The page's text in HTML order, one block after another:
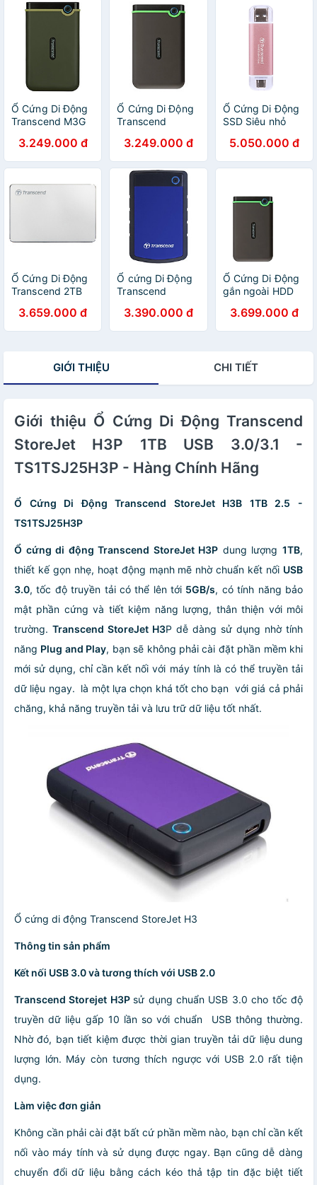
Ổ Cứng Di Động
Transcend M3G
3.0/3.1
TS1TSJ25M3G -
Hàng Chính Hãng
3.249.000 đ
Ổ Cứng Di Động
Transcend
1TB USB 3.0/3.1
- TS1TSJ25M3S
- Hàng Chính
Hãng
3.249.000 đ
Ổ Cứng Di Động
SSD Siêu nhỏ
ESD310 1TB USB
3.2 Gen2x1
TS1TESD310 -
5.050.000 đ
Ổ Cứng Di Động
Transcend 2TB
Extra Slim USB
3.1 - Hàng Chính
3.659.000 đ
Ổ cứng Di Động
Transcend
1TB USB 3.0/3.1
- TS1TSJ25H3B
3.390.000 đ
Ổ Cứng Di Động
gắn ngoài HDD
25M3C 2.5 inch
Type C 2TB
3.699.000 đ
GIỚI THIỆU CHI TIẾT
Giới thiệu Ổ Cứng Di Động Transcend
StoreJet H3P 1TB USB 3.0/3.1 -
TS1TSJ25H3P - Hàng Chính Hãng
Ổ Cứng Di Động Transcend StoreJet H3B 1TB 2.5 -
TS1TSJ25H3P
Ổ cứng di động Transcend StoreJet H3P dung lượng1TB,
thiết kế gọn nhẹ, hoạt động mạnh mẽ nhờ chuẩn kết nối USB
3.0, tốc độ truyền tải có thể lên tới 5GB/s, có tính năng bảo
mật phần cứng và tiết kiệm năng lượng, thân thiện với môi
trường. Transcend StoreJet H3P dễ dàng sử dụng nhờ tính
năng Plug and Play, bạn sẽ không phải cài đặt phần mềm khi
mới sử dụng, chỉ cần kết nối với máy tính là có thể truyền tải
dữ liệu ngay. là một lựa chọn khá tốt cho bạn với giá cả phải
chăng, khả năng truyền tải và lưu trữ dữ liệu tốt nhất.
Ổ cứng di động Transcend StoreJet H3
Thông tin sản phẩm
Kết nối USB 3.0 và tương thích với USB 2.0
Transcend Storejet H3Psử dụng chuẩn USB 3.0 cho tốc độ
truyền dữ liệu gấp 10 lần so với chuẩn USB thông thường.
Nhờ đó, bạn tiết kiệm được thời gian truyền tải dữ liệu dung
lượng lớn. Máy còn tương thích ngược với USB 2.0 rất tiện
dụng.
Làm việc đơn giản
Không cần phải cài đặt bất cứ phần mềm nào, bạn chỉ cần kết
nối vào máy tính và sử dụng được ngay. Bạn cũng dễ dàng
chuyển đổi dữ liệu bằng cách kéo thả tập tin đặc biệt tiết